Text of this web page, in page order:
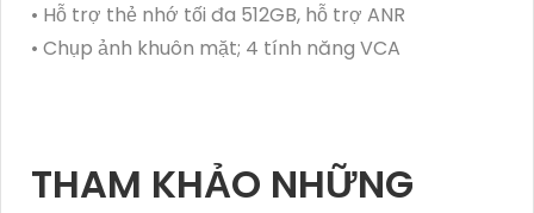
• Hỗ trợ thẻ nhớ tối đa 512GB, hỗ trợ ANR
• Chụp ảnh khuôn mặt; 4 tính năng VCA
THAM KHẢO NHỮNG